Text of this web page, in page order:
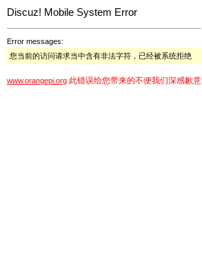
Discuz! Mobile System Error
Error messages:
您当前的访问请求当中含有非法字符，已经被系统拒绝
www.orangepi.org 此错误给您带来的不便我们深感歉意